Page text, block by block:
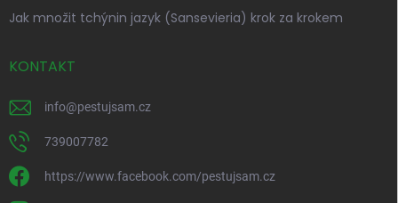
Jak množit tchýnin jazyk (Sansevieria) krok za krokem
KONTAKT
info@pestujsam.cz
739007782
https://www.facebook.com/pestujsam.cz